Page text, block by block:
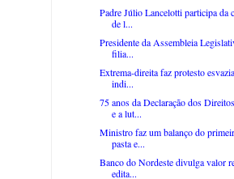
Padre Júlio Lancelotti participa da
de l...
Presidente da Assembleia
filia...
Extrema-direita faz protesto
indi...
75 anos da Declaração dos
e a lut...
Ministro faz um balanço do
pasta e...
Banco do Nordeste divulga valor
edita...